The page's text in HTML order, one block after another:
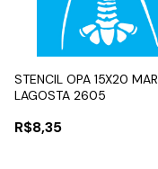
STENCIL OPA 15X20 MAR
LAGOSTA 2605
R$8,35